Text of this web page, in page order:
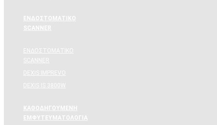
ΕΝΔΟΣΤΟΜΑΤΙΚΟ
SCANNER
ΕΝΔΟΣΤΟΜΑΤΙΚΟ
SCANNER
DEXIS IMPREVO
DEXIS IS 3800W
ΚΑΘΟΔΗΓΟΥΜΕΝΗ
ΕΜΦΥΤΕΥΜΑΤΟΛΟΓΙΑ